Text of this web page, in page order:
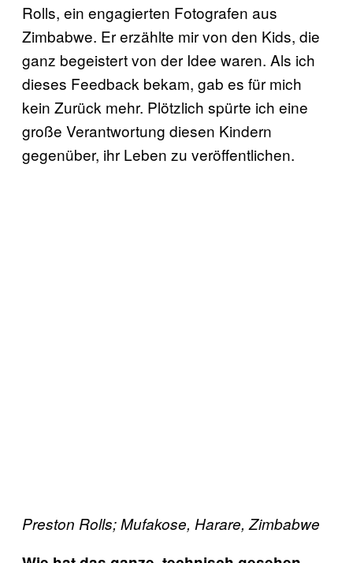
Rolls, ein engagierten Fotografen aus
Zimbabwe. Er erzählte mir von den Kids, die
ganz begeistert von der Idee waren. Als ich
dieses Feedback bekam, gab es für mich
kein Zurück mehr. Plötzlich spürte ich eine
große Verantwortung diesen Kindern
gegenüber, ihr Leben zu veröffentlichen.
Preston Rolls; Mufakose, Harare, Zimbabwe